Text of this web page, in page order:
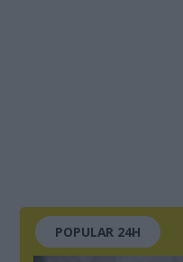
POPULAR 24H